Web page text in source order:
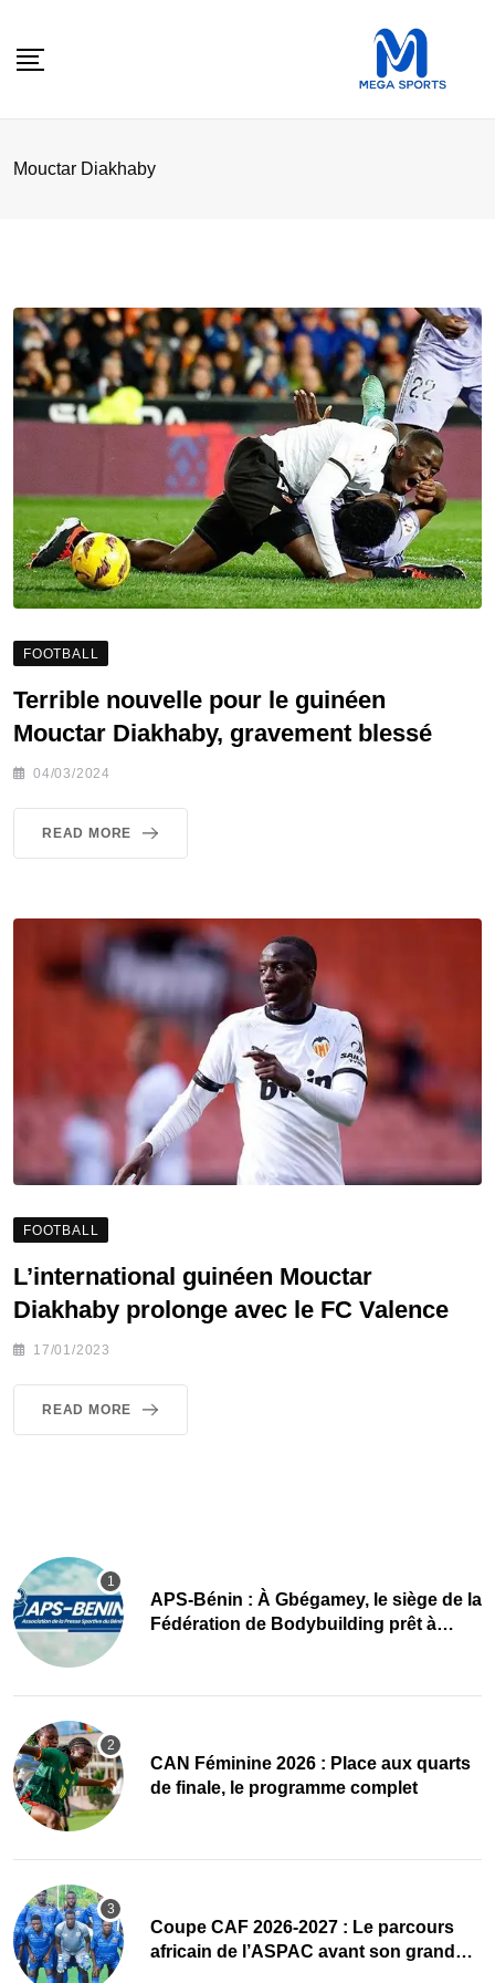
Mouctar Diakhaby
FOOTBALL
Terrible nouvelle pour le guinéen
Mouctar Diakhaby, gravement blessé
04/03/2024
READ MORE
FOOTBALL
L’international guinéen Mouctar
Diakhaby prolonge avec le FC Valence
17/01/2023
READ MORE
APS-Bénin : À Gbégamey, le siège de la
Fédération de Bodybuilding prêt à
CAN Féminine 2026 : Place aux quarts
de finale, le programme complet
Coupe CAF 2026-2027 : Le parcours
africain de l’ASPAC avant son grand